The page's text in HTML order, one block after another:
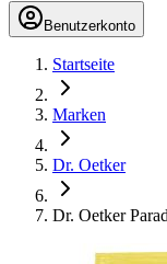
Benutzerkonto
Startseite
Marken
Dr. Oetker
Dr. Oetker